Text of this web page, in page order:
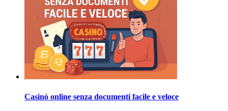
Casinò online senza documenti facile e veloce